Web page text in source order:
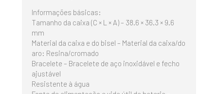
Informações básicas:
Tamanho da caixa (C × L × A) – 38.6 × 36.3 × 9.6
mm
Material da caixa e do bisel – Material da caixa/do
aro: Resina/cromado
Bracelete – Bracelete de aço inoxidável e fecho
ajustável
Resistente à água